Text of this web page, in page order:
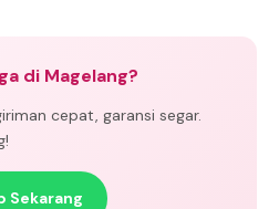
di Magelang?
cepat, garansi segar.
Sekarang